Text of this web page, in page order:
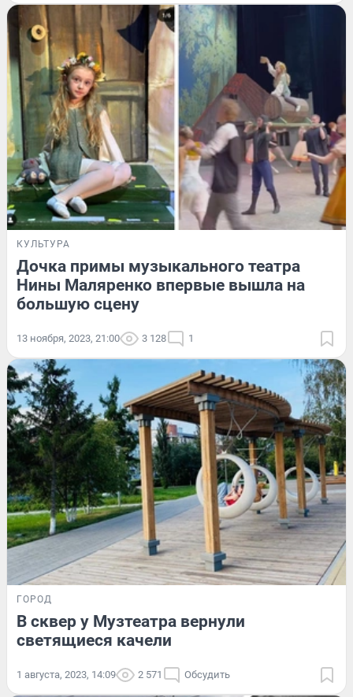
КУЛЬТУРА
Дочка примы музыкального театра
Нины Маляренко впервые вышла на
большую сцену
13 ноября, 2023, 21:00 3 128 1
ГОРОД
В сквер у Музтеатра вернули
светящиеся качели
1 августа, 2023, 14:09 2 571 Обсудить